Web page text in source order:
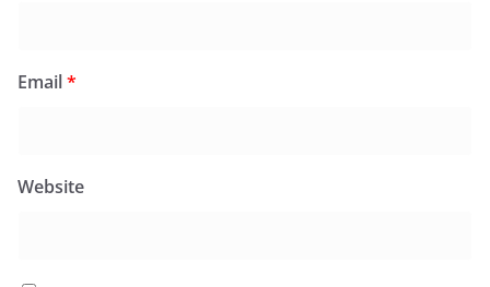
Email*
Website